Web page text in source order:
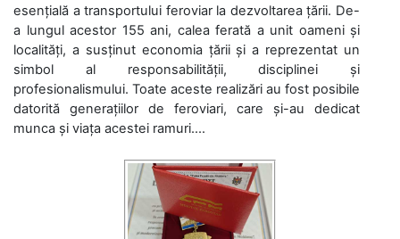
esențială a transportului feroviar la dezvoltarea țării. De-
a lungul acestor 155 ani, calea ferată a unit oameni și
localități, a susținut economia țării și a reprezentat un
simbol al responsabilității, disciplinei și
profesionalismului. Toate aceste realizări au fost posibile
datorită generațiilor de feroviari, care și-au dedicat
munca și viața acestei ramuri....